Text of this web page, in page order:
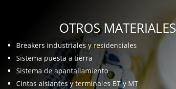
OTROS MATERIALES
Breakers industriales y residenciales
Sistema puesta a tierra
Sistema de apantallamiento
Cintas aislantes y terminales BT y MT